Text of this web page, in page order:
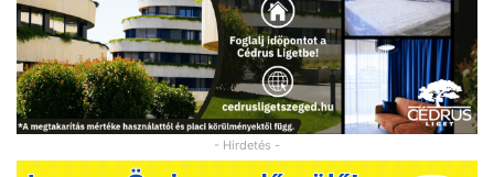
- Hirdetés -